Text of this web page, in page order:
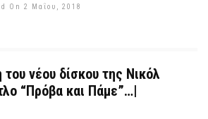
On 2 Μαΐου, 2018
νέου δίσκου της Νικόλ
“Πρόβα και Πάμε”…|